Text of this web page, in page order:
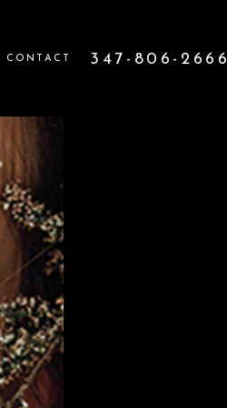
CONTACT 347-806-2666